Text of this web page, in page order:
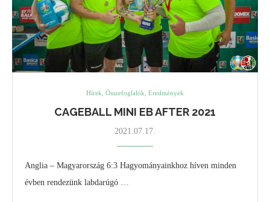
Hírek, Összefoglalók, Eredmények
CAGEBALL MINI EB AFTER 2021
2021.07.17.
Anglia – Magyarország 6:3 Hagyományainkhoz híven minden
évben rendezünk labdarúgó …